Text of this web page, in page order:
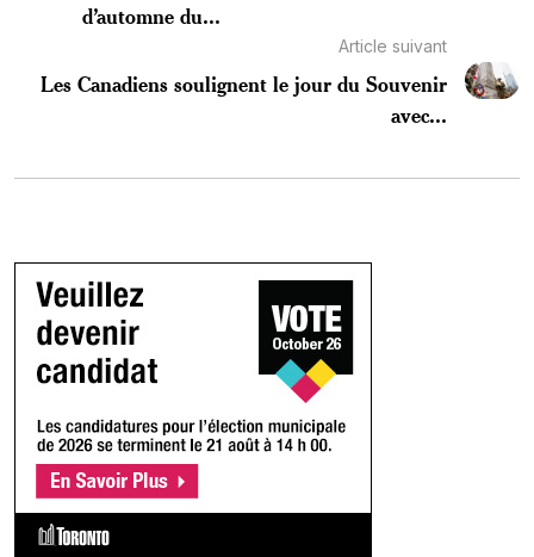
d’automne du...
Article suivant
Les Canadiens soulignent le jour du Souvenir
avec...